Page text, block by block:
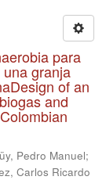
para
granja
of an
and
Pedro Manuel;
Carlos Ricardo